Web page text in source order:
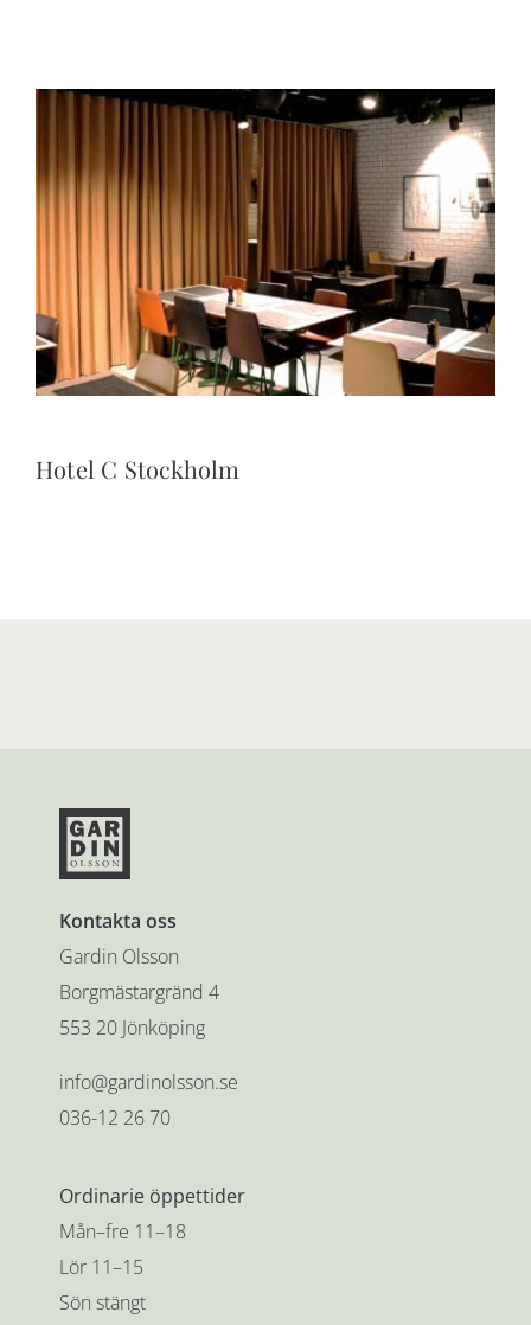
Hotel C Stockholm
Kontakta oss
Gardin Olsson
Borgmästargränd 4
553 20 Jönköping
info@gardinolsson.se
036-12 26 70
Ordinarie öppettider
Mån–fre 11–18
Lör 11–15
Sön stängt